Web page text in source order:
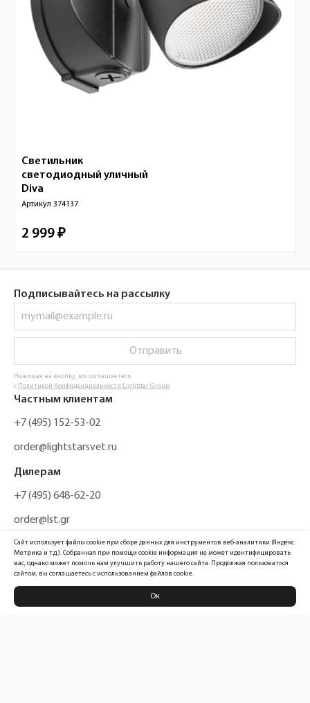
Светильник
светодиодный уличный
Diva
Артикул 374137
2 999 ₽
Подписывайтесь на рассылку
Отправить
Нажимая на кнопку, вы соглашаетесь
с Политикой Конфиденциальности Lightstar Group
Частным клиентам
+7 (495) 152-53-02
order@lightstarsvet.ru
Дилерам
+7 (495) 648-62-20
order@lst.gr
Политика конфиденциальности
Сайт использует файлы cookie при сборе данных для инструментов веб-аналитики (Яндекс.
Метрика и т.д.). Собранная при помощи cookie информация не может идентифицировать
вас, однако может помочь нам улучшить работу нашего сайта. Продолжая пользоваться
сайтом, вы соглашаетесь с использованием файлов cookie.
Ок